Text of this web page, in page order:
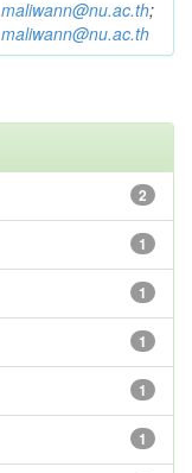
maliwann@nu.ac.th;
maliwann@nu.ac.th
2
1
1
1
1
1